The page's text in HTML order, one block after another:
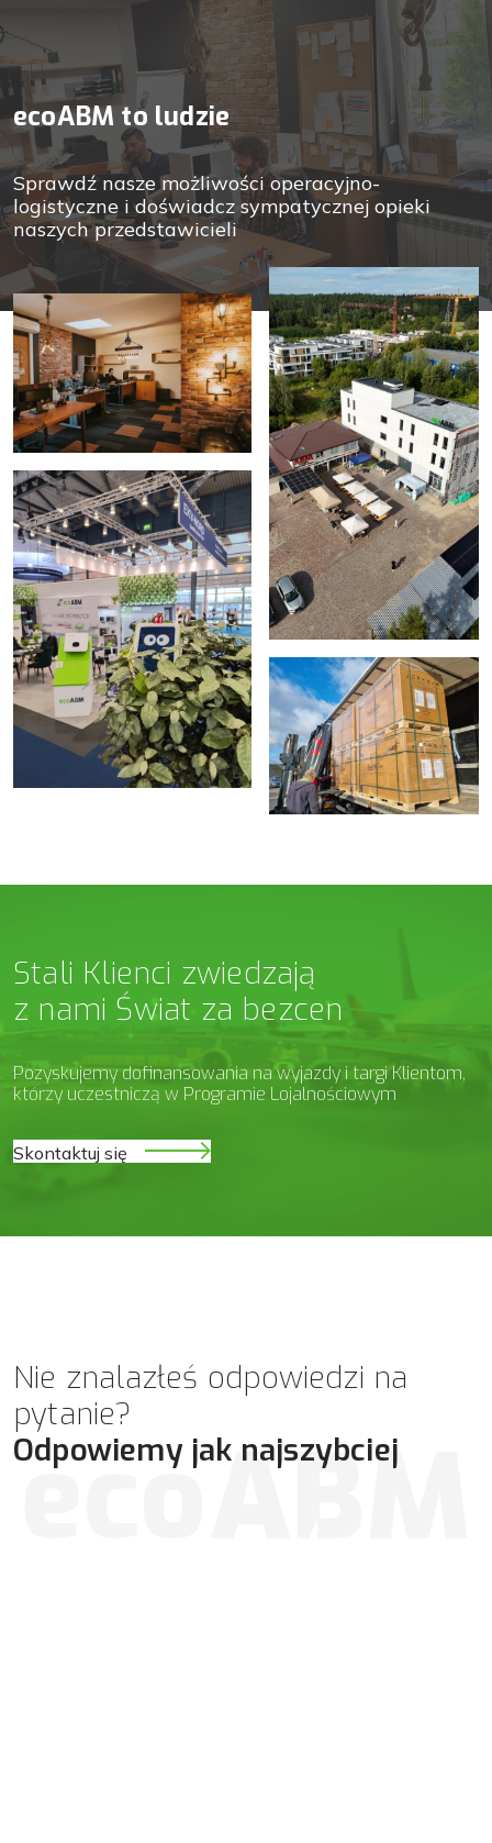
ecoABM to ludzie
Sprawdź nasze możliwości operacyjno-
logistyczne i doświadcz sympatycznej opieki
naszych przedstawicieli
Stali Klienci zwiedzają
z nami Świat za bezcen
Pozyskujemy dofinansowania na wyjazdy i targi Klientom,
którzy uczestniczą w Programie Lojalnościowym
Skontaktuj się
Nie znalazłeś odpowiedzi na
pytanie?
Odpowiemy jak najszybciej